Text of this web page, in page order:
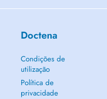
Doctena
Condições de
utilização
Política de
privacidade